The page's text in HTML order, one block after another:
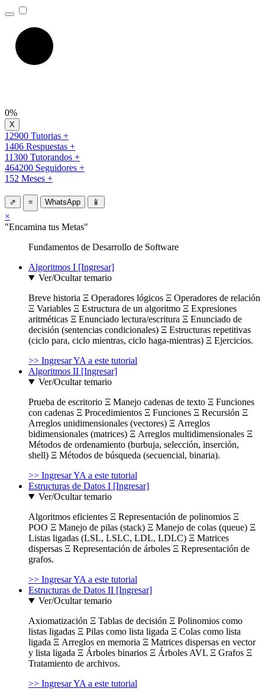
0%
12900 Tutorias +
1406 Respuestas +
11300 Tutorandos +
464200 Seguidores +
152 Meses +
⇗ ⭐ WhatsApp 📱
×
"Encamina tus Metas"
Fundamentos de Desarrollo de Software
Algoritmos I [Ingresar]
Ver/Ocultar temario
Breve historia Ξ Operadores lógicos Ξ Operadores de relación
Ξ Variables Ξ Estructura de un algoritmo Ξ Expresiones
aritméticas Ξ Enunciado lectura/escritura Ξ Enunciado de
decisión (sentencias condicionales) Ξ Estructuras repetitivas
(ciclo para, ciclo mientras, ciclo haga-mientras) Ξ Ejercicios.
>> Ingresar YA a este tutorial
Algoritmos II [Ingresar]
Ver/Ocultar temario
Prueba de escritorio Ξ Manejo cadenas de texto Ξ Funciones
con cadenas Ξ Procedimientos Ξ Funciones Ξ Recursión Ξ
Arreglos unidimensionales (vectores) Ξ Arreglos
bidimensionales (matrices) Ξ Arreglos multidimensionales Ξ
Métodos de ordenamiento (burbuja, selección, inserción,
shell) Ξ Métodos de búsqueda (secuencial, binaria).
>> Ingresar YA a este tutorial
Estructuras de Datos I [Ingresar]
Ver/Ocultar temario
Algoritmos eficientes Ξ Representación de polinomios Ξ
POO Ξ Manejo de pilas (stack) Ξ Manejo de colas (queue) Ξ
Listas ligadas (LSL, LSLC, LDL, LDLC) Ξ Matrices
dispersas Ξ Representación de árboles Ξ Representación de
grafos.
>> Ingresar YA a este tutorial
Estructuras de Datos II [Ingresar]
Ver/Ocultar temario
Axiomatización Ξ Tablas de decisión Ξ Polinomios como
listas ligadas Ξ Pilas como lista ligada Ξ Colas como lista
ligada Ξ Arreglos en memoria Ξ Matrices dispersas en vector
y lista ligada Ξ Árboles binarios Ξ Árboles AVL Ξ Grafos Ξ
Tratamiento de archivos.
>> Ingresar YA a este tutorial